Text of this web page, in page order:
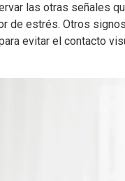
las otras señales
de estrés. Otros
evitar el contacto